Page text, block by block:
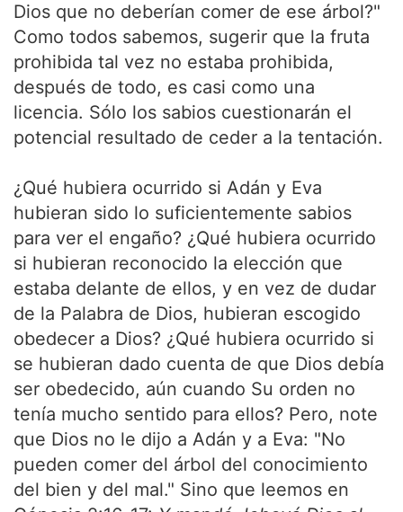
Dios que no deberían comer de ese árbol?"
Como todos sabemos, sugerir que la fruta
prohibida tal vez no estaba prohibida,
después de todo, es casi como una
licencia. Sólo los sabios cuestionarán el
potencial resultado de ceder a la tentación.
¿Qué hubiera ocurrido si Adán y Eva
hubieran sido lo suficientemente sabios
para ver el engaño? ¿Qué hubiera ocurrido
si hubieran reconocido la elección que
estaba delante de ellos, y en vez de dudar
de la Palabra de Dios, hubieran escogido
obedecer a Dios? ¿Qué hubiera ocurrido si
se hubieran dado cuenta de que Dios debía
ser obedecido, aún cuando Su orden no
tenía mucho sentido para ellos? Pero, note
que Dios no le dijo a Adán y a Eva: "No
pueden comer del árbol del conocimiento
del bien y del mal." Sino que leemos en